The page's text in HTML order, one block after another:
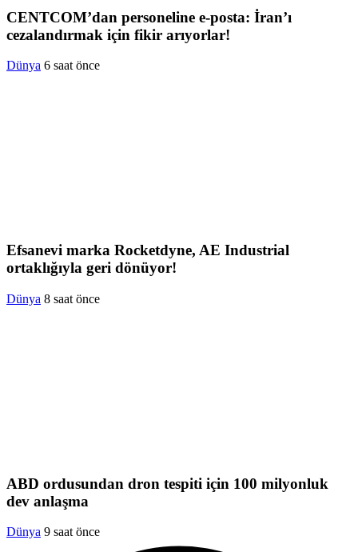
CENTCOM’dan personeline e-posta: İran’ı
cezalandırmak için fikir arıyorlar!
Dünya 6 saat önce
Efsanevi marka Rocketdyne, AE Industrial
ortaklığıyla geri dönüyor!
Dünya 8 saat önce
ABD ordusundan dron tespiti için 100 milyonluk
dev anlaşma
Dünya 9 saat önce